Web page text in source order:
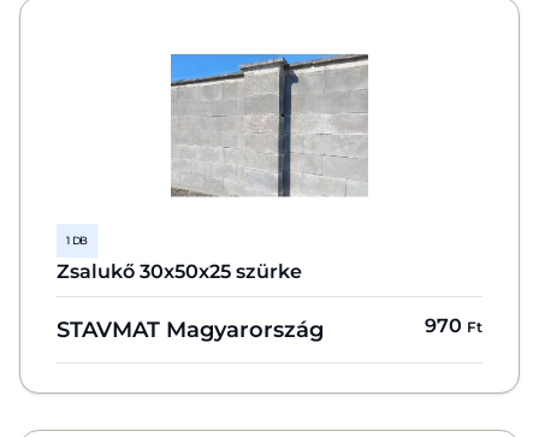
1 DB
Zsalukő 30x50x25 szürke
STAVMAT Magyarország 970 Ft